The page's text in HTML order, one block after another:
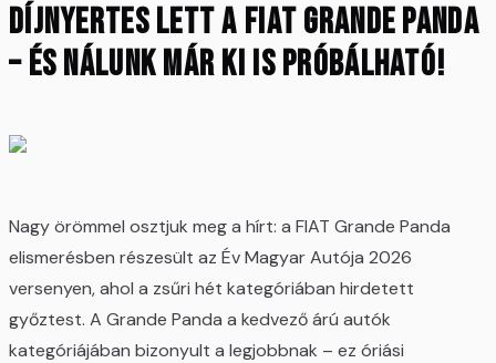
Díjnyertes lett a FIAT Grande Panda
– és nálunk már ki is próbálható!
Nagy örömmel osztjuk meg a hírt: a FIAT Grande Panda
elismerésben részesült az Év Magyar Autója 2026
versenyen, ahol a zsűri hét kategóriában hirdetett
győztest. A Grande Panda a kedvező árú autók
kategóriájában bizonyult a legjobbnak – ez óriási